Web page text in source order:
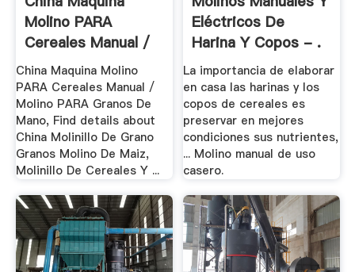
Molino PARA
Cereales Manual /
Molino ...
China Maquina Molino
PARA Cereales Manual /
Molino PARA Granos De
Mano, Find details about
China Molinillo De Grano
Granos Molino De Maiz,
Molinillo De Cereales Y ...
Eléctricos De
Harina Y Copos - .
La importancia de elaborar
en casa las harinas y los
copos de cereales es
preservar en mejores
condiciones sus nutrientes,
... Molino manual de uso
casero.